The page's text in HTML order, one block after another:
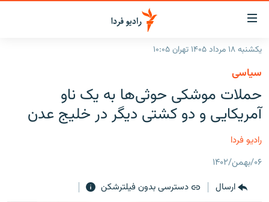
لینک‌های
قابلیت
دسترسی
بازگشت
منوی
اصلی
رفتن
به
صفحه
ایران
جهان
فرکانس‌ها
پادکست
چندرسانه‌ای
گزارش‌های تصویری
زنان فردا
یکشنبه ۱۸ مرداد ۱۴۰۵ تهران ۱۰:۰۵
سیاسی
حملات موشکی حوثی‌ها به یک ناو
آمریکایی و دو کشتی دیگر در خلیج عدن
رادیو فردا
۰۶/بهمن/۱۴۰۲
ارسال
دسترسی بدون فیلترشکن